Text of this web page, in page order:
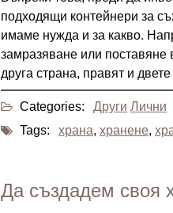
подходящи контейнери за
имаме нужда и за какво.
замразяване или
друга страна, правят и
Categories: Други Лични
Tags:
храна, хранене,
Да създадем своя